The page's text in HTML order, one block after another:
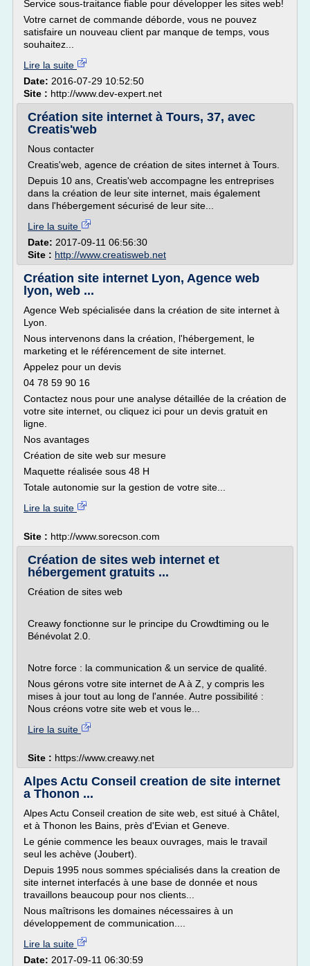
Service sous-traitance fiable pour développer les sites web!
Votre carnet de commande déborde, vous ne pouvez
satisfaire un nouveau client par manque de temps, vous
souhaitez...
Lire la suite
Date: 2016-07-29 10:52:50
Site : http://www.dev-expert.net
Création site internet à Tours, 37, avec
Creatis'web
Nous contacter
Creatis'web, agence de création de sites internet à Tours.
Depuis 10 ans, Creatis'web accompagne les entreprises
dans la création de leur site internet, mais également
dans l'hébergement sécurisé de leur site...
Lire la suite
Date: 2017-09-11 06:56:30
Site : http://www.creatisweb.net
Création site internet Lyon, Agence web
lyon, web ...
Agence Web spécialisée dans la création de site internet à
Lyon.
Nous intervenons dans la création, l'hébergement, le
marketing et le référencement de site internet.
Appelez pour un devis
04 78 59 90 16
Contactez nous pour une analyse détaillée de la création de
votre site internet, ou cliquez ici pour un devis gratuit en
ligne.
Nos avantages
Création de site web sur mesure
Maquette réalisée sous 48 H
Totale autonomie sur la gestion de votre site...
Lire la suite
Site : http://www.sorecson.com
Création de sites web internet et
hébergement gratuits ...
Création de sites web
Creawy fonctionne sur le principe du Crowdtiming ou le
Bénévolat 2.0.
Notre force : la communication & un service de qualité.
Nous gérons votre site internet de A à Z, y compris les
mises à jour tout au long de l'année. Autre possibilité :
Nous créons votre site web et vous le...
Lire la suite
Site : https://www.creawy.net
Alpes Actu Conseil creation de site internet
a Thonon ...
Alpes Actu Conseil creation de site web, est situé à Châtel,
et à Thonon les Bains, près d'Evian et Geneve.
Le génie commence les beaux ouvrages, mais le travail
seul les achève (Joubert).
Depuis 1995 nous sommes spécialisés dans la creation de
site internet interfacés à une base de donnée et nous
travaillons beaucoup pour nos clients...
Nous maîtrisons les domaines nécessaires à un
développement de communication....
Lire la suite
Date: 2017-09-11 06:30:59